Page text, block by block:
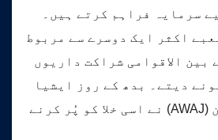
سرمایہ فراہم کرتے ہیں۔
اکثر ایک دوسرے سے مربوط
بین الاقوامی شراکت داریوں
دیتے۔ بدھ کے روز ایشیا
ویب3 الائنس جاپان (AWAJ) نے اسی خلا کو پُر کرنے